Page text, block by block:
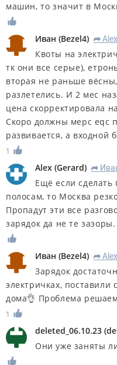
машин, то значит в
Иван (Bezel4) R Alex
Квоты на
тк они все серые),
вторая не раньше
разлетелись. И 2 мес
цена скорректировала
Скоро должны мерс eqc
развивается, а входной
1
Alex (Gerard) R
Ещё если
полосам, то Москва
Пропадут эти все
зарядок да не те зазоры.
Иван (Bezel4) R Alex
Зарядок
электричках, поставили
дома👌 Проблема
1
deleted_06.10.23 (
Они уже заняты